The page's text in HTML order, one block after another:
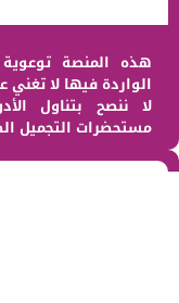
هذه المنصة توعوية
الواردة فيها لا
لا ننصح بتناول
مستحضرات التجميل